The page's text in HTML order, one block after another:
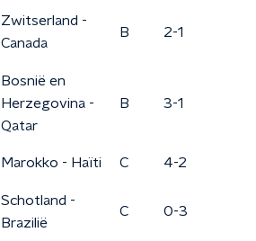
Zwitserland -
Canada
B 2-1
Bosnië en
Herzegovina -
Qatar
B 3-1
Marokko - Haïti C 4-2
Schotland -
Brazilië
C 0-3